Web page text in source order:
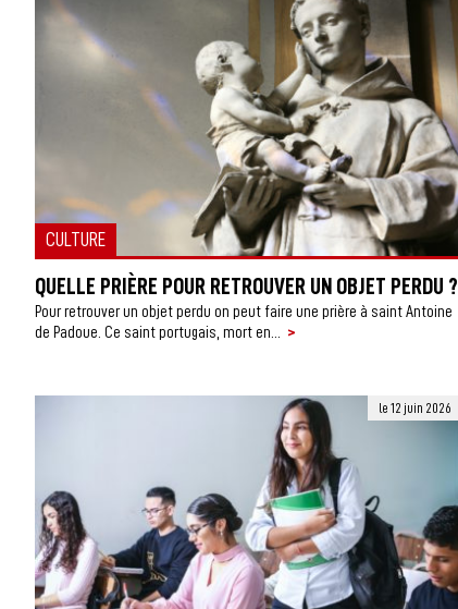
CULTURE
QUELLE PRIÈRE POUR RETROUVER UN OBJET PERDU ?
Pour retrouver un objet perdu on peut faire une prière à saint Antoine
de Padoue. Ce saint portugais, mort en...
>
le 12 juin 2026